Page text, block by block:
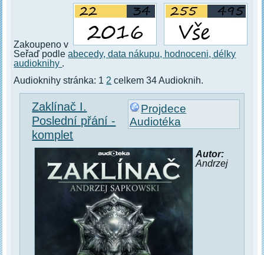
Zakoupeno v
Seřaď podleabecedy,data nákupu, hodnoceni,délky
audioknihy .
Audioknihy stránka: 1 2 celkem 34 Audioknih.
Projdece
Audiotéka
Zaklínač I.
Poslední přání -
komplet
Autor:
Andrzej